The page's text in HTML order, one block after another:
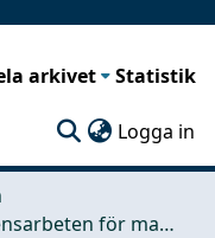
arkivet Statistik
Logga in
Examensarbeten för masterexamen